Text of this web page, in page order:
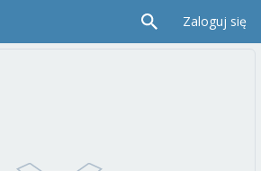
Zaloguj się